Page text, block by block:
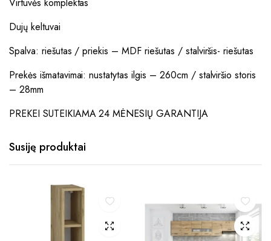
Dujų keltuvai
Spalva: riešutas / priekis – MDF riešutas / stalviršis- riešutas
Prekės išmatavimai: nustatytas ilgis – 260cm / stalviršio storis
– 28mm
PREKEI SUTEIKIAMA 24 MĖNESIŲ GARANTIJA
Susiję produktai